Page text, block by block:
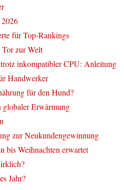
für Top-Rankings
zur Welt
inkompatibler CPU: Anleitung
Handwerker
für den Hund?
Erwärmung
zur Neukundengewinnung
bis Weihnachten erwartet
Jahr?